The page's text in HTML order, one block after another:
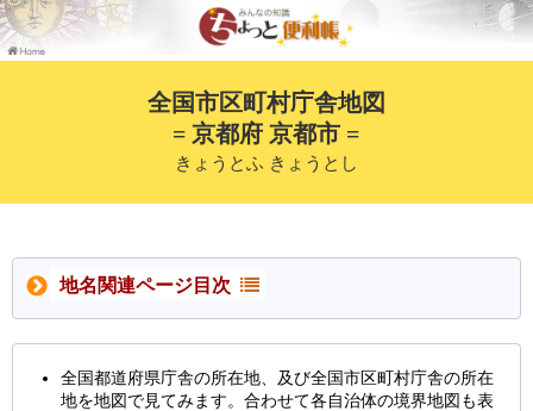
全国市区町村庁舎地図
= 京都府 京都市 =
きょうとふ きょうとし
地名関連ページ目次
全国都道府県庁舎の所在地、及び全国市区町村庁舎の所在
地を地図で見てみます。合わせて各自治体の境界地図も表